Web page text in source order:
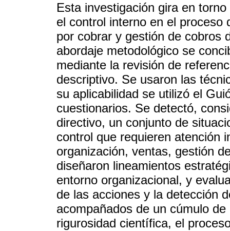
Esta investigación gira en
el control interno en el proceso
por cobrar y gestión de cobros
abordaje metodológico se
mediante la revisión de
descriptivo. Se usaron las
su aplicabilidad se utilizó el
cuestionarios. Se detectó,
directivo, un conjunto de
control que requieren atención
organización, ventas, gestión
diseñaron lineamientos
entorno organizacional, y
de las acciones y la detección
acompañados de un cúmulo
rigurosidad científica, el